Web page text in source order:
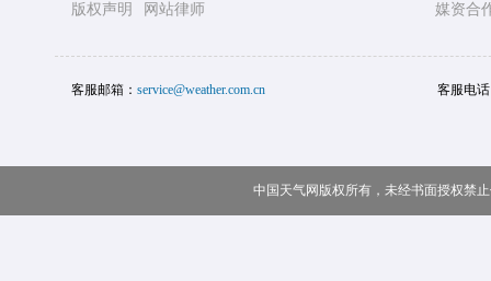
版权声明
网站律师
媒资合
客服邮箱： service@weather.com.cn 客服电
中国天气网版权所有，未经书面授权